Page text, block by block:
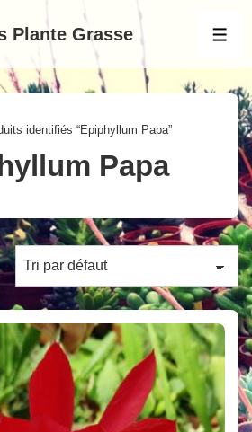
Plante Grasse
identifiés “Epiphyllum Papa”
Papa